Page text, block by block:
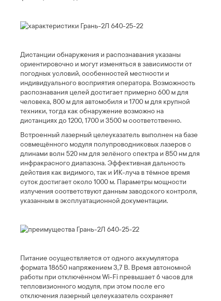
Дистанции обнаружения и распознавания указаны
ориентировочно и могут изменяться в зависимости от
погодных условий, особенностей местности и
индивидуального восприятия оператора. Возможность
распознавания целей достигает примерно 600 м для
человека, 800 м для автомобиля и 1700 м для крупной
техники, тогда как обнаружение возможно на
дистанциях до 1200, 1700 и 3500 м соответственно.
Встроенный лазерный целеуказатель выполнен на базе
совмещённого модуля полупроводниковых лазеров с
длинами волн 520 нм для зелёного спектра и 850 нм для
инфракрасного диапазона. Эффективная дальность
действия как видимого, так и ИК-луча в тёмное время
суток достигает около 1000 м. Параметры мощности
излучения соответствуют данным заводского контроля,
указанным в эксплуатационной документации.
Питание осуществляется от одного аккумулятора
формата 18650 напряжением 3,7 В. Время автономной
работы при отключённом Wi-Fi превышает 6 часов для
тепловизионного модуля, при этом после его
отключения лазерный целеуказатель сохраняет